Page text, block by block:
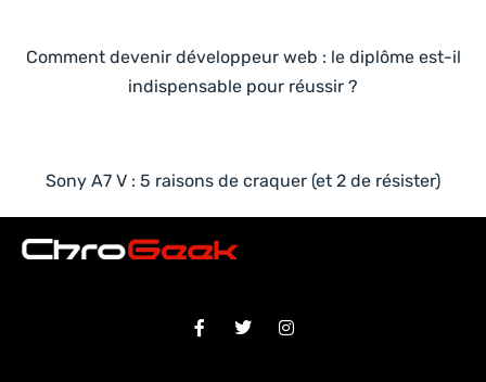
Comment devenir développeur web : le diplôme est-il
indispensable pour réussir ?
Sony A7 V : 5 raisons de craquer (et 2 de résister)